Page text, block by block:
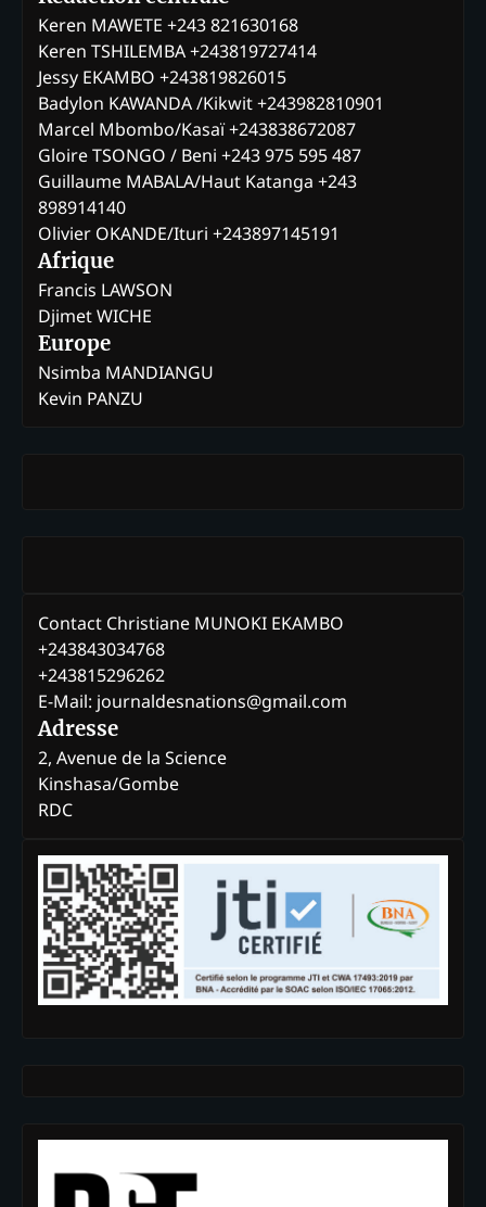
Keren MAWETE +243 821630168
Keren TSHILEMBA +243819727414
Jessy EKAMBO +243819826015
Badylon KAWANDA /Kikwit +243982810901
Marcel Mbombo/Kasaï +243838672087
Gloire TSONGO / Beni +243 975 595 487
Guillaume MABALA/Haut Katanga +243
898914140
Olivier OKANDE/Ituri +243897145191
Afrique
Francis LAWSON
Djimet WICHE
Europe
Nsimba MANDIANGU
Kevin PANZU
Contact Christiane MUNOKI EKAMBO
+243843034768
+243815296262
E-Mail: journaldesnations@gmail.com
Adresse
2, Avenue de la Science
Kinshasa/Gombe
RDC